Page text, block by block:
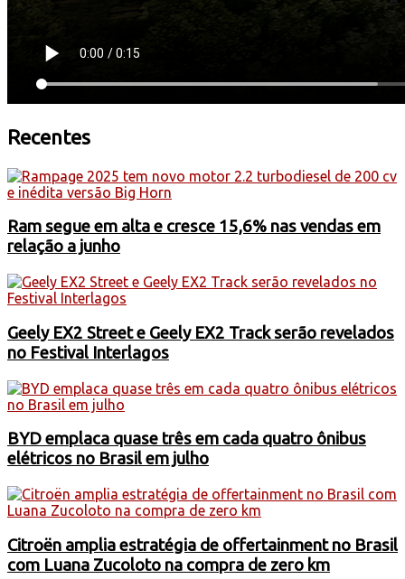
Recentes
Ram segue em alta e cresce 15,6% nas vendas em
relação a junho
Geely EX2 Street e Geely EX2 Track serão revelados
no Festival Interlagos
BYD emplaca quase três em cada quatro ônibus
elétricos no Brasil em julho
Citroën amplia estratégia de offertainment no Brasil
com Luana Zucoloto na compra de zero km